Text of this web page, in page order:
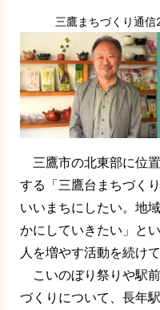
三鷹まちづくり通信
三鷹市の北東部に位
する「三鷹台まちづく
いいまちにしたい。地
かにしていきたい」と
人を増やす活動を続けて
こいのぼり祭りや駅
づくりについて、長年